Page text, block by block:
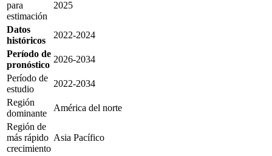
para
estimación
2025
Datos
históricos
2022-2024
Período de
pronóstico
2026-2034
Período de
estudio
2022-2034
Región
dominante
América del norte
Región de
más rápido
crecimiento
Asia Pacífico